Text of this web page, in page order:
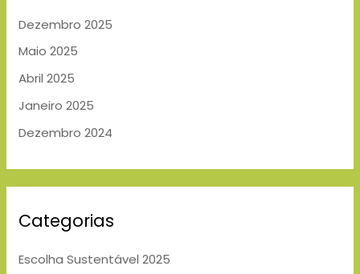
Dezembro 2025
Maio 2025
Abril 2025
Janeiro 2025
Dezembro 2024
Categorias
Escolha Sustentável 2025